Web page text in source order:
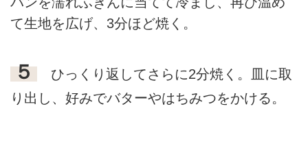
て生地を広げ、3分ほど焼く。
５
ひっくり返してさらに2分焼く。皿に取
り出し、好みでバターやはちみつをかける。